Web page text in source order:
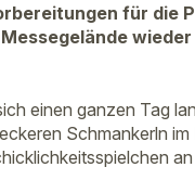
für die
einen ganzen Tag
Schmankerln